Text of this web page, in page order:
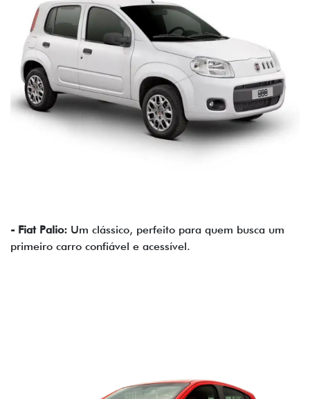
- Fiat Palio: Um clássico, perfeito para quem busca um
primeiro carro confiável e acessível.